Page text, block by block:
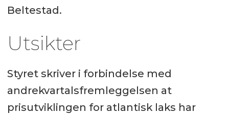
Beltestad.
Utsikter
Styret skriver i forbindelse med
andrekvartalsfremleggelsen at
prisutviklingen for atlantisk laks har